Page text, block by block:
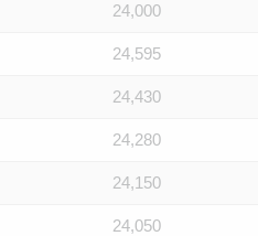
24,000
24,595
24,430
24,280
24,150
24,050